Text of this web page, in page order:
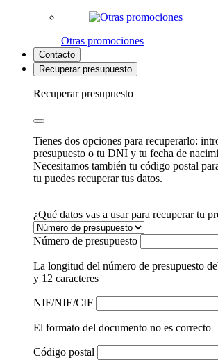
Otras promociones
Contacto
Recuperar presupuesto
Recuperar presupuesto
Tienes dos opciones para recuperarlo:
presupuesto o tu DNI y tu fecha de
Necesitamos también tu código postal
tu puedes recuperar tus datos.
¿Qué datos vas a usar para recuperar tu
Número de presupuesto
La longitud del número de presupuesto
y 12 caracteres
NIF/NIE/CIF
El formato del documento no es correcto
Código postal